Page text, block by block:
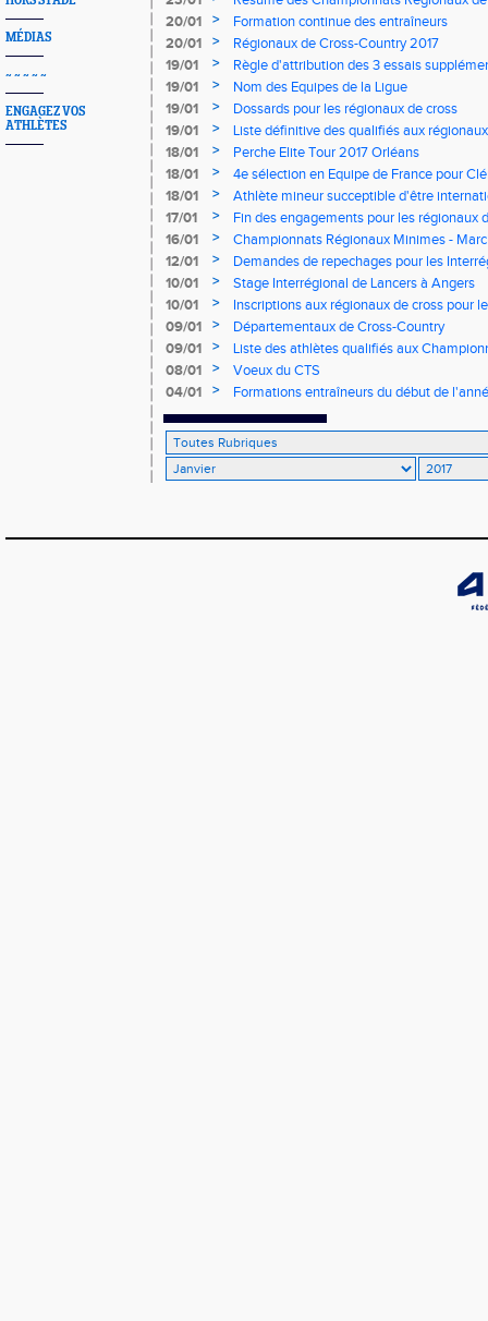
MÉDIAS
~ ~ ~ ~ ~
ENGAGEZ VOS
ATHLÈTES
20/01
>
Formation continue des entraîneurs
20/01
>
Régionaux de Cross-Country 2017
19/01
>
Règle d'attribution des 3 essais
longueur et triple-saut des régionaux
19/01 >
Nom des Equipes de la Ligue
19/01
>
Dossards pour les régionaux de cross
19/01
>
Liste définitive des qualifiés aux
18/01
>
Perche Elite Tour 2017 Orléans
18/01
>
4e sélection en Equipe de France pour
18/01
>
Athlète mineur succeptible d'être
17/01
>
Fin des engagements pour les régionaux
9h00
16/01 >
Championnats Régionaux Minimes -
12/01
>
Demandes de repechages pour les
10/01
>
Stage Interrégional de Lancers à Angers
10/01
>
Inscriptions aux régionaux de cross pour
entreprise"
09/01 >
Départementaux de Cross-Country
09/01
>
Liste des athlètes qualifiés aux
08/01
>
Voeux du CTS
04/01
> Formations entraîneurs du début de